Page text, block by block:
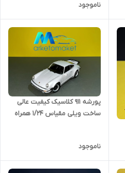
ناموجود
پورشه ۹۱۱ کلاسیک کیفیت عالی
ساخت ویلی مقیاس ۱/۲۴ همراه
ناموجود